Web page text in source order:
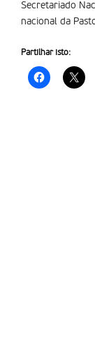
Secretariado
nacional da
Partilhar isto: